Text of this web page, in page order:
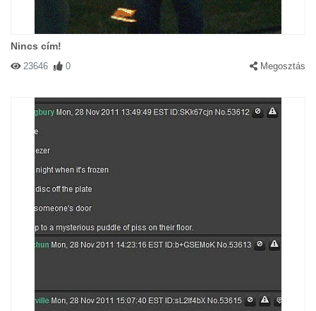
Nincs cím!
23646 0 Megosztás